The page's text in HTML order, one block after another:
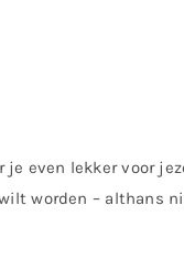
even lekker voor
worden – althans